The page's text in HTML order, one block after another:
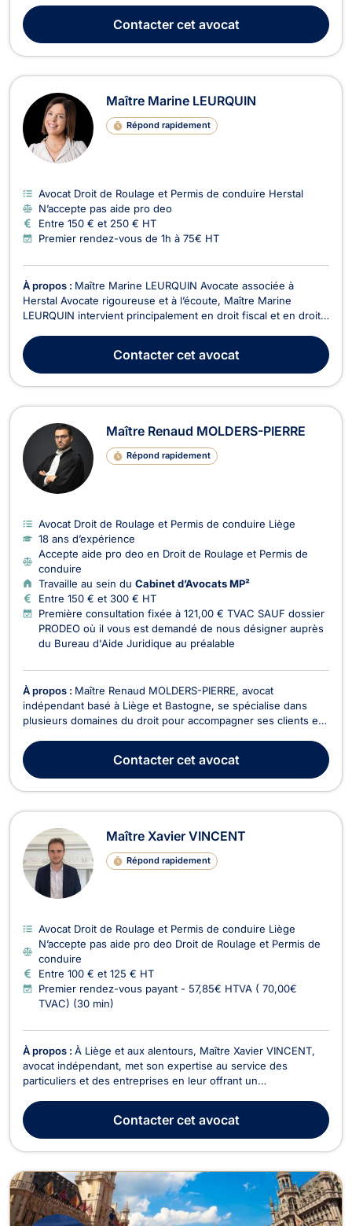
Mineurs, et Droit de l'Immobilier. En Droit de la Famille, Maître
TYMINSKA vous accompagne dans toutes le...
Contactercet avocat
Maître Marine LEURQUIN
Répond rapidement
Avocat Droit de Roulage et Permis de conduire Herstal
N’accepte pas aide pro deo
Entre 150 € et 250 € HT
Premier rendez-vous de 1h à 75€ HT
À propos : Maître Marine LEURQUIN Avocate associée à
Herstal Avocate rigoureuse et à l’écoute, Maître Marine
LEURQUIN intervient principalement en droit fiscal et en droit
les entreprises dans la gestion et la résolution de leurs
problématiques juridiques. Domaines d’interven...
Contactercet avocat
Maître Renaud MOLDERS-PIERRE
Répond rapidement
Avocat Droit de Roulage et Permis de conduire Liège
18 ans d’expérience
Accepte aide pro deo en Droit de Roulage et Permis de
conduire
Travaille au sein du Cabinet d’Avocats MP²
Entre 150 € et 300 € HT
Première consultation fixée à 121,00 € TVAC SAUF dossier
PRODEO où il vous est demandé de nous désigner auprès
du Bureau d'Aide Juridique au préalable
À propos : Maître Renaud MOLDERS-PIERRE, avocat
indépendant basé à Liège et Bastogne, se spécialise dans
plusieurs domaines du droit pour accompagner ses clients en
droit du sport, droit de Roulage et Permis de conduire, droit
commercial - concurrence et droit pénal. Fonda...
Contactercet avocat
Maître Xavier VINCENT
Répond rapidement
Avocat Droit de Roulage et Permis de conduire Liège
N’accepte pas aide pro deo Droit de Roulage et Permis de
conduire
Entre 100 € et 125 € HT
Premier rendez-vous payant - 57,85€ HTVA ( 70,00€
TVAC) (30 min)
À propos : À Liège et aux alentours, Maître Xavier VINCENT,
avocat indépendant, met son expertise au service des
particuliers et des entreprises en leur offrant un
résultats. Titulaire d’un Master en droit privé et droit des
affaires de l’Université de Liège, il intervient tant en...
Contactercet avocat